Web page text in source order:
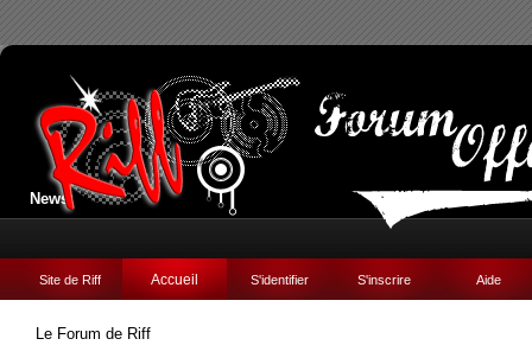
News:
Site de Riff Accueil S'identifier S'inscrire Aide
Le Forum de Riff